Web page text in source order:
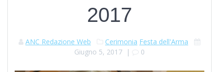
2017
ANC Redazione Web Cerimonia Festa dell'Arma
Giugno 5, 2017 | 0